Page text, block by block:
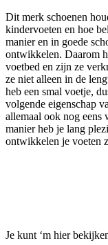
Dit merk schoenen
kindervoeten en hoe
manier en in goede
ontwikkelen. Daarom
voetbed en zijn ze
ze niet alleen in de
heb een smal voetje,
volgende eigenschap
allemaal ook nog eens
manier heb je lang
ontwikkelen je voeten
Je kunt ‘m hier